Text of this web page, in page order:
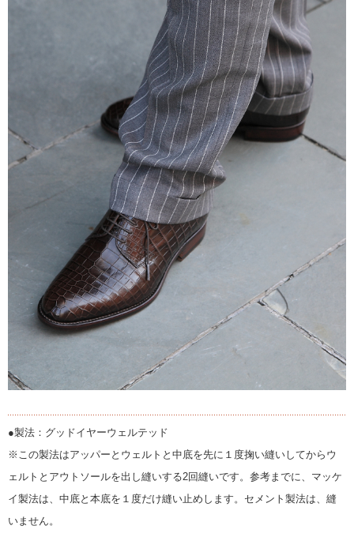
●製法：グッドイヤーウェルテッド
※この製法はアッパーとウェルトと中底を先に１度掬い縫いしてからウ
ェルトとアウトソールを出し縫いする2回縫いです。参考までに、マッケ
イ製法は、中底と本底を１度だけ縫い止めします。セメント製法は、縫
いません。